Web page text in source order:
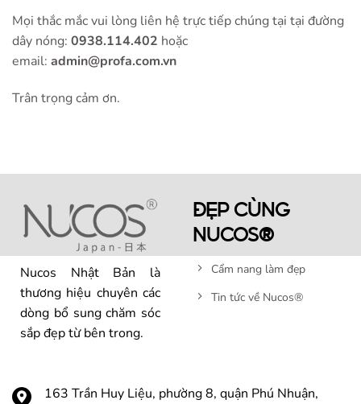
Mọi thắc mắc vui lòng liên hệ trực tiếp chúng tại tại đường
dây nóng: 0938.114.402 hoặc
email: admin@profa.com.vn
Trân trọng cảm ơn.
Nucos Nhật Bản là
thương hiệu chuyên các
dòng bổ sung chăm sóc
sắp đẹp từ bên trong.
ĐẸP CÙNG
NUCOS®
Cẩm nang làm đẹp
Tin tức về Nucos®
163 Trần Huy Liệu, phường 8, quận Phú Nhuận,